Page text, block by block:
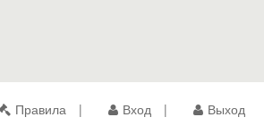
Правила Вход Выход